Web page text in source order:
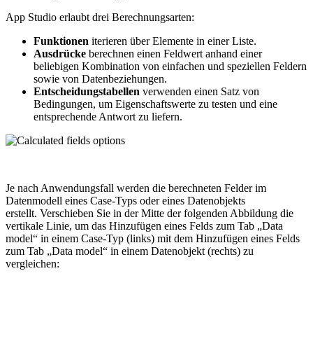
App Studio erlaubt drei Berechnungsarten:
Funktionen iterieren über Elemente in einer Liste.
Ausdrücke berechnen einen Feldwert anhand einer
beliebigen Kombination von einfachen und speziellen Feldern
sowie von Datenbeziehungen.
Entscheidungstabellen verwenden einen Satz von
Bedingungen, um Eigenschaftswerte zu testen und eine
entsprechende Antwort zu liefern.
Je nach Anwendungsfall werden die berechneten Felder im
Datenmodell eines Case-Typs oder eines Datenobjekts
erstellt. Verschieben Sie in der Mitte der folgenden Abbildung die
vertikale Linie, um das Hinzufügen eines Felds zum Tab „Data
model“ in einem Case-Typ (links) mit dem Hinzufügen eines Felds
zum Tab „Data model“ in einem Datenobjekt (rechts) zu
vergleichen: